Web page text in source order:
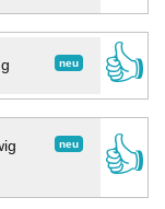
neu
👍
neu
👍